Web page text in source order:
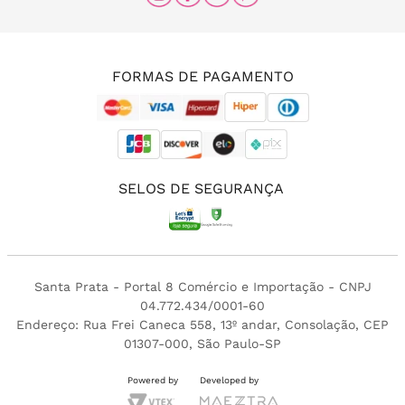
FORMAS DE PAGAMENTO
SELOS DE SEGURANÇA
Santa Prata - Portal 8 Comércio e Importação - CNPJ
04.772.434/0001-60
Endereço: Rua Frei Caneca 558, 13º andar, Consolação, CEP
01307-000, São Paulo-SP
Powered by Developed by